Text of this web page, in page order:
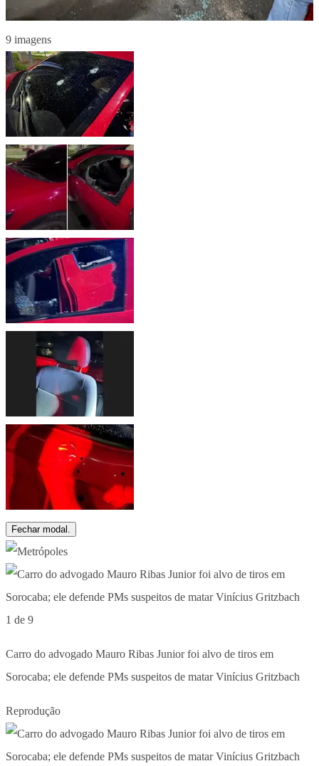
9 imagens
Fechar modal.
1 de 9
Carro do advogado Mauro Ribas Junior foi alvo de tiros em
Sorocaba; ele defende PMs suspeitos de matar Vinícius Gritzbach
Reprodução